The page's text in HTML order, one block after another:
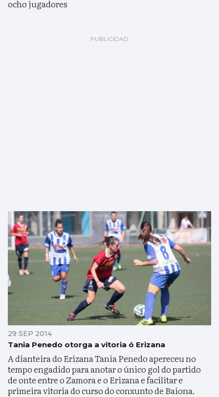
ocho jugadores
29 SEP 2014
Tania Penedo otorga a vitoria ó Erizana
A dianteira do Erizana Tania Penedo apereceu no
tempo engadido para anotar o único gol do partido
de onte entre o Zamora e o Erizana e facilitar e
primeira vitoria do curso do conxunto de Baiona.